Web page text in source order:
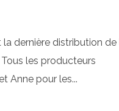
la dernière distribution de
les producteurs
Anne pour les...